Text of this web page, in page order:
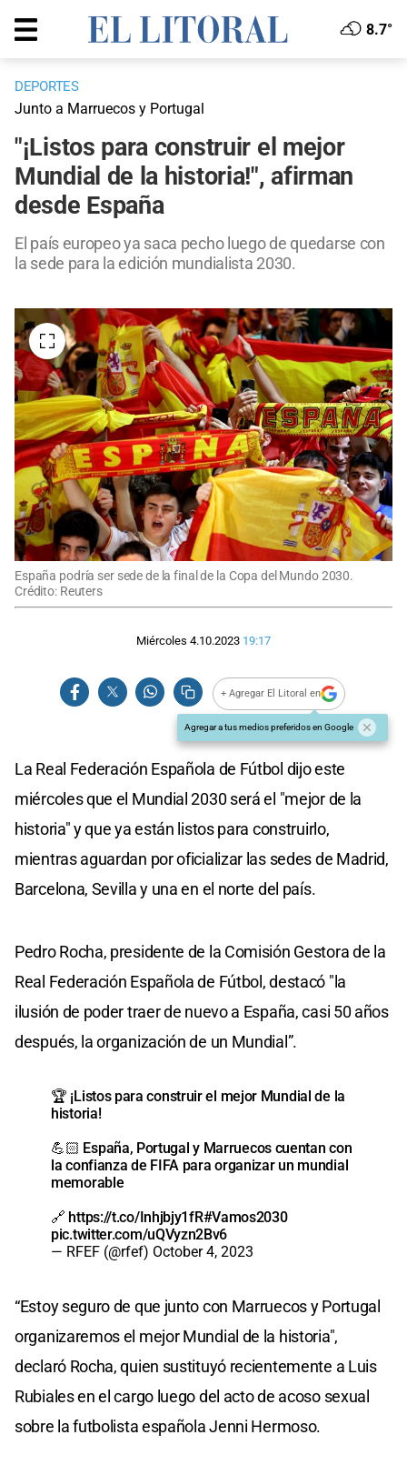
8.7°
DEPORTES
Junto a Marruecos y Portugal
"¡Listos para construir el mejor
Mundial de la historia!", afirman
desde España
El país europeo ya saca pecho luego de quedarse con
la sede para la edición mundialista 2030.
España podría ser sede de la final de la Copa del Mundo 2030.
Crédito: Reuters
Miércoles 4.10.2023 19:17
+ Agregar El Litoral en
Agregar a tus medios preferidos en Google
La Real Federación Española de Fútbol dijo este
miércoles que el Mundial 2030 será el "mejor de la
historia" y que ya están listos para construirlo,
mientras aguardan por oficializar las sedes de Madrid,
Barcelona, Sevilla y una en el norte del país.
Pedro Rocha, presidente de la Comisión Gestora de la
Real Federación Española de Fútbol, destacó "la
ilusión de poder traer de nuevo a España, casi 50 años
después, la organización de un Mundial”.
🏆 ¡Listos para construir el mejor Mundial de la
historia!
💪🏻 España, Portugal y Marruecos cuentan con
la confianza de FIFA para organizar un mundial
memorable
🔗 https://t.co/Inhjbjy1fR#Vamos2030
pic.twitter.com/uQVyzn2Bv6
— RFEF (@rfef) October 4, 2023
“Estoy seguro de que junto con Marruecos y Portugal
organizaremos el mejor Mundial de la historia",
declaró Rocha, quien sustituyó recientemente a Luis
Rubiales en el cargo luego del acto de acoso sexual
sobre la futbolista española Jenni Hermoso.